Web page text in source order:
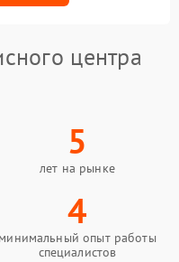
центра
5
лет на рынке
4
минимальный опыт работы
специалистов